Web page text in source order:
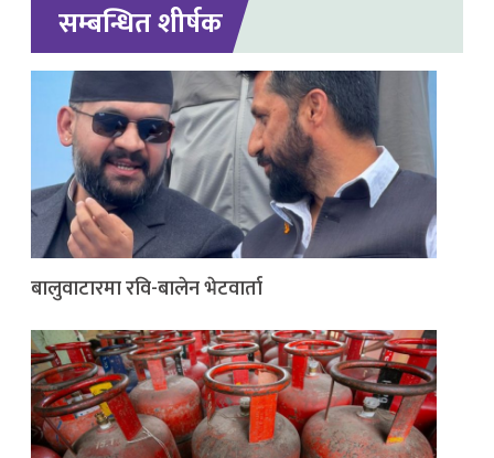
सम्बन्धित शीर्षक
बालुवाटारमा रवि-बालेन भेटवार्ता